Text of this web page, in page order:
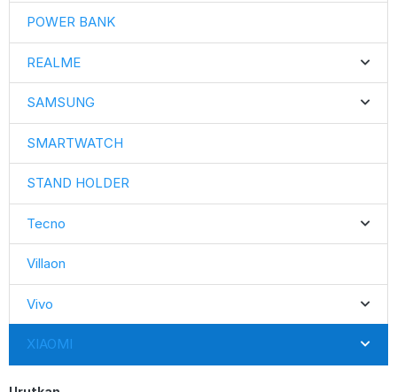
POWER BANK
REALME
SAMSUNG
SMARTWATCH
STAND HOLDER
Tecno
Villaon
Vivo
XIAOMI